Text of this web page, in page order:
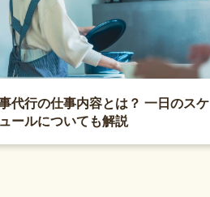
代行の仕事内容とは？ 一日のスケ
ールについても解説